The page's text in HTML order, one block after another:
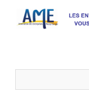
contenu